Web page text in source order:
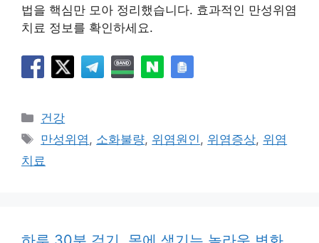
법을 핵심만 모아 정리했습니다. 효과적인 만성위염
치료 정보를 확인하세요.
카
테
리
건강
태
그
만성위염 , 소화불량, 위염원인 , 위염증상, 위염
치료